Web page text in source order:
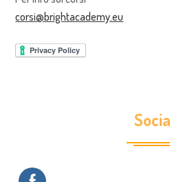
corsi@brightacademy.eu